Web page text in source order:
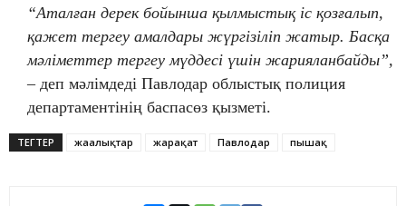
“Аталған дерек бойынша қылмыстық іс қозғалып,
қажет тергеу амалдары жүргізіліп жатыр. Басқа
мәліметтер тергеу мүддесі үшін жарияланбайды”,
– деп мәлімдеді Павлодар облыстық полиция
департаментінің баспасөз қызметі.
ТЕГТЕР жаңалықтар жарақат Павлодар пышақ